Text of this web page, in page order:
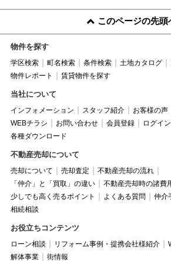
このページの先頭
物件を探す
学区検索 町名検索 条件検索 土地カタログ
物件レポート
賃貸物件を探す
当社について
インフォメーション スタッフ紹介 お客様の声
WEBチラシ
お問い合わせ 会員登録 ログイン
各種ダウンロード
不動産売却について
売却について 売却査定
不動産売却の流れ
「仲介」と「買取」の違い
不動産売却時の諸費
少しでも高く売るポイント
よくある質問
仲介
相続相談
お役立ちコンテンツ
ローン相談 リフォーム事例・提携会社様紹介
解体事業
街情報